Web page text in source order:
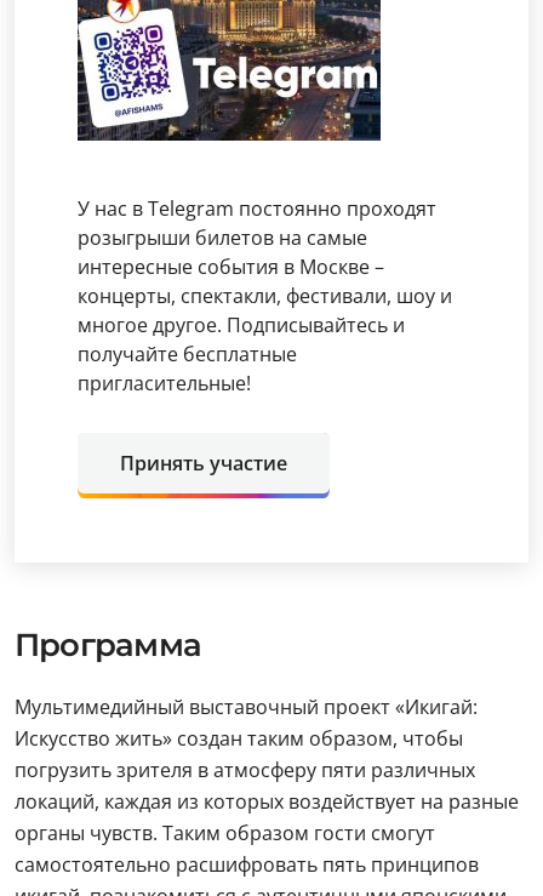
У нас в Telegram постоянно проходят
розыгрыши билетов на самые
интересные события в Москве –
концерты, спектакли, фестивали, шоу и
многое другое. Подписывайтесь и
получайте бесплатные
пригласительные!
Принять участие
Программа
Мультимедийный выставочный проект «Икигай:
Искусство жить» создан таким образом, чтобы
погрузить зрителя в атмосферу пяти различных
локаций, каждая из которых воздействует на разные
органы чувств. Таким образом гости смогут
самостоятельно расшифровать пять принципов